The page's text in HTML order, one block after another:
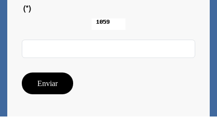
(*)
Enviar